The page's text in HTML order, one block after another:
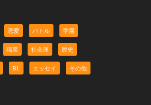
恋愛 バトル 学園
職業 社会派 歴史
BL エッセイ その他